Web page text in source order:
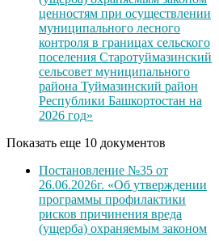
ценностям при осуществлении
муниципального лесного
контроля в границах сельского
поселения Старотуймазинский
сельсовет муниципального
района Туймазинский район
Республики Башкортостан на
2026 год»
Показать еще 10 документов
Постановление №35 от
26.06.2026г. «Об утверждении
программы профилактики
рисков причинения вреда
(ущерба) охраняемым законом